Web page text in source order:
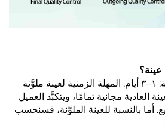
المهلة الزمنية لعينة عادية: ١–٣ أيام. المهلة الزمنية لعينة ملوَّنة
العينة العادية مجانية تمامًا، ويتكبَّد العميل
أما بالنسبة للعينة الملوَّنة، فسنحسب